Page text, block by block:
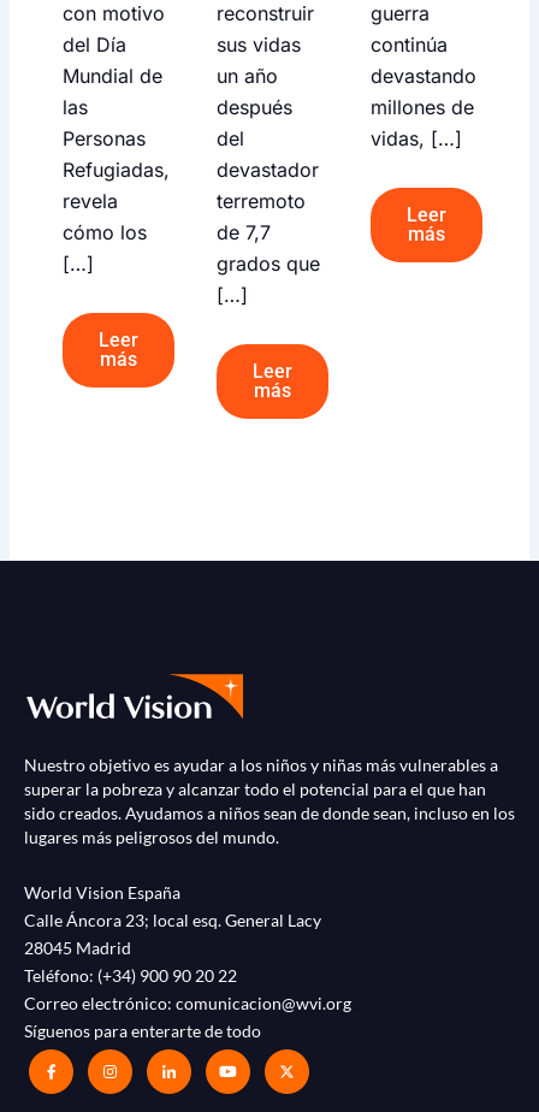
con motivo
del Día
Mundial de
las
Personas
Refugiadas,
revela
cómo los
[…]
Leer
más
reconstruir
sus vidas
un año
después
del
devastador
terremoto
de 7,7
grados que
[…]
Leer
más
guerra
continúa
devastando
millones de
vidas, […]
Leer
más
Nuestro objetivo es ayudar a los niños y niñas más vulnerables a
superar la pobreza y alcanzar todo el potencial para el que han
sido creados. Ayudamos a niños sean de donde sean, incluso en los
lugares más peligrosos del mundo.
World Vision España
Calle Áncora 23; local esq. General Lacy
28045 Madrid
Teléfono: (+34) 900 90 20 22
Correo electrónico: comunicacion@wvi.org
Síguenos para enterarte de todo